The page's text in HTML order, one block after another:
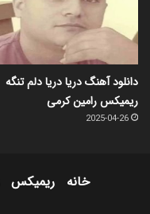
دانلود آهنگ دریا دریا دلم تنگه
ریمیکس رامین کرمی
2025-04-26
خانه ریمیکس